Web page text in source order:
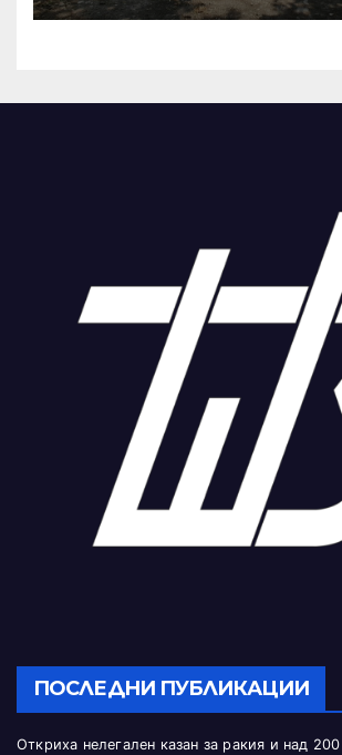
ПОСЛЕДНИ ПУБЛИКАЦИИ
Откриха нелегален казан за ракия и над